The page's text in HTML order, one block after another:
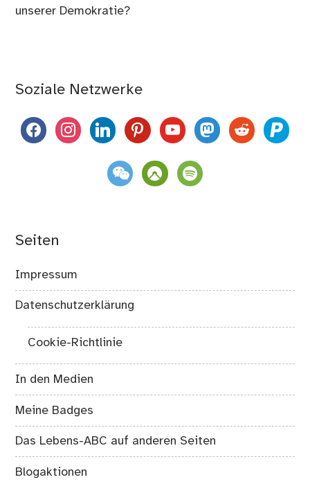
unserer Demokratie?
Soziale Netzwerke
facebookinstagramlinkedinpinterestyoutubemastodon
reddit paypal
weixin komootspotify
Seiten
Impressum
Datenschutzerklärung
Cookie-Richtlinie
In den Medien
Meine Badges
Das Lebens-ABC auf anderen Seiten
Blogaktionen